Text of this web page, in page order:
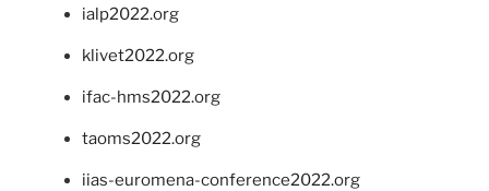
ialp2022.org
klivet2022.org
ifac-hms2022.org
taoms2022.org
iias-euromena-conference2022.org